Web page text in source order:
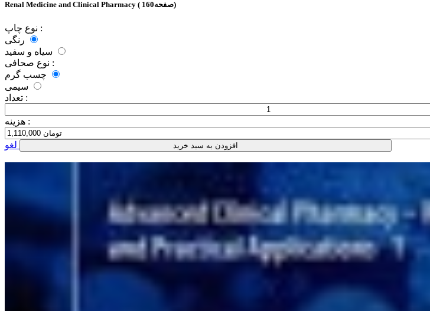
Renal Medicine and Clinical Pharmacy ( 160صفحه)
نوع چاپ :
رنگی
سیاه و سفید
نوع صحافی :
تعداد :
هزینه :
افزودن به سبد خرید